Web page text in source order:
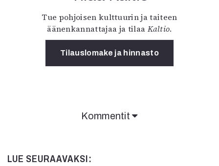
Tue pohjoisen kulttuurin ja taiteen
äänenkannattajaa ja tilaa Kaltio.
Tilauslomake ja hinnasto
Kommentit
LUE SEURAAVAKSI: